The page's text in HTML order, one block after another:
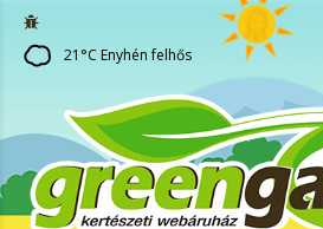
21 °C Enyhén felhős